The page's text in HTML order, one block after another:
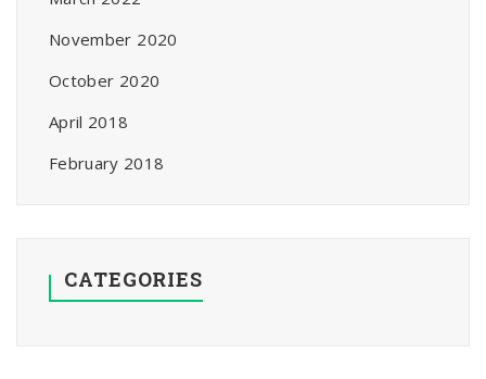
November 2020
October 2020
April 2018
February 2018
CATEGORIES